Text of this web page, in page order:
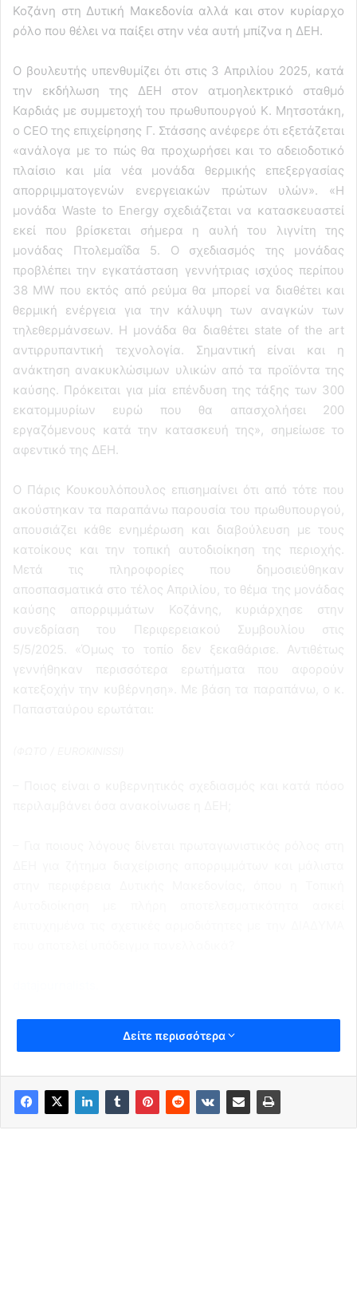
Κοζάνη στη Δυτική Μακεδονία αλλά και στον κυρίαρχο
ρόλο που θέλει να παίξει στην νέα αυτή μπίζνα η ΔΕΗ.
Ο βουλευτής υπενθυμίζει ότι στις 3 Απριλίου 2025, κατά
την εκδήλωση της ΔΕΗ στον ατμοηλεκτρικό σταθμό
Καρδιάς με συμμετοχή του πρωθυπουργού Κ. Μητσοτάκη,
ο CEO της επιχείρησης Γ. Στάσσης ανέφερε ότι εξετάζεται
«ανάλογα με το πώς θα προχωρήσει και το αδειοδοτικό
πλαίσιο και μία νέα μονάδα θερμικής επεξεργασίας
απορριμματογενών ενεργειακών πρώτων υλών». «Η
μονάδα Waste to Energy σχεδιάζεται να κατασκευαστεί
εκεί που βρίσκεται σήμερα η αυλή του λιγνίτη της
μονάδας Πτολεμαΐδα 5. Ο σχεδιασμός της μονάδας
προβλέπει την εγκατάσταση γεννήτριας ισχύος περίπου
38 MW που εκτός από ρεύμα θα μπορεί να διαθέτει και
θερμική ενέργεια για την κάλυψη των αναγκών των
τηλεθερμάνσεων. Η μονάδα θα διαθέτει state of the art
αντιρρυπαντική τεχνολογία. Σημαντική είναι και η
ανάκτηση ανακυκλώσιμων υλικών από τα προϊόντα της
καύσης. Πρόκειται για μία επένδυση της τάξης των 300
εκατομμυρίων ευρώ που θα απασχολήσει 200
εργαζόμενους κατά την κατασκευή της», σημείωσε το
αφεντικό της ΔΕΗ.
Ο Πάρις Κουκουλόπουλος επισημαίνει ότι από τότε που
ακούστηκαν τα παραπάνω παρουσία του πρωθυπουργού,
απουσιάζει κάθε ενημέρωση και διαβούλευση με τους
κατοίκους και την τοπική αυτοδιοίκηση της περιοχής.
Μετά τις πληροφορίες που δημοσιεύθηκαν
αποσπασματικά στο τέλος Απριλίου, το θέμα της μονάδας
καύσης απορριμμάτων Κοζάνης, κυριάρχησε στην
συνεδρίαση του Περιφερειακού Συμβουλίου στις
5/5/2025. «Όμως το τοπίο δεν ξεκαθάρισε. Αντιθέτως
γεννήθηκαν περισσότερα ερωτήματα που αφορούν
κατεξοχήν την κυβέρνηση». Με βάση τα παραπάνω, ο κ.
Παπασταύρου ερωτάται:
Δείτε περισσότερα